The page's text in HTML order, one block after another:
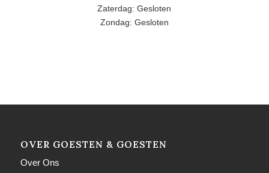
Zaterdag: Gesloten
Zondag: Gesloten
OVER GOESTEN & GOESTEN
Over Ons